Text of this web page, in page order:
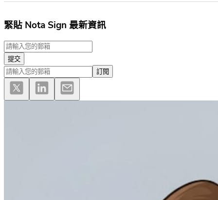
緊貼 Nota Sign 最新資訊
提交
訂閱